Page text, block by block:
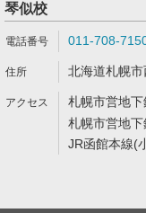
琴似校
011-708-
北海道札幌
札幌市営地
札幌市営地
JR函館本線(